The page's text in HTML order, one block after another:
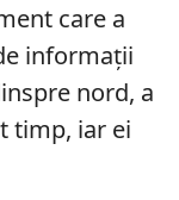
care a
informații
nord, a
timp, iar ei